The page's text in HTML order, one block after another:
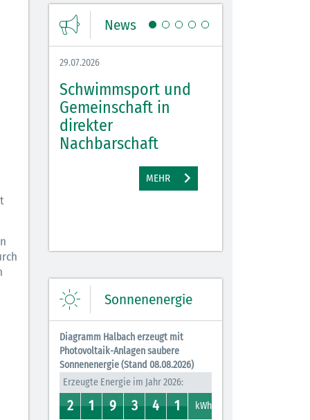
News
29.07.2026
Schwimmsport und
Gemeinschaft in
direkter
Nachbarschaft
MEHR
Sonnenenergie
Diagramm Halbach erzeugt mit
Photovoltaik-Anlagen saubere
Sonnenenergie (Stand 08.08.2026)
Erzeugte Energie im Jahr 2026:
1
2
2 0
1
1 8
9
9 7
3
3 0
4
4 0
1
1 kWh